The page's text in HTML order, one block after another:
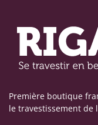
Première boutique
le travestissement de